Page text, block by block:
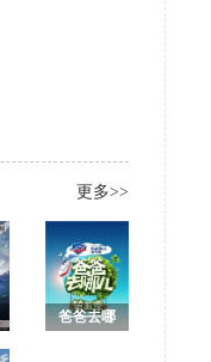
更多>>
爸爸去哪